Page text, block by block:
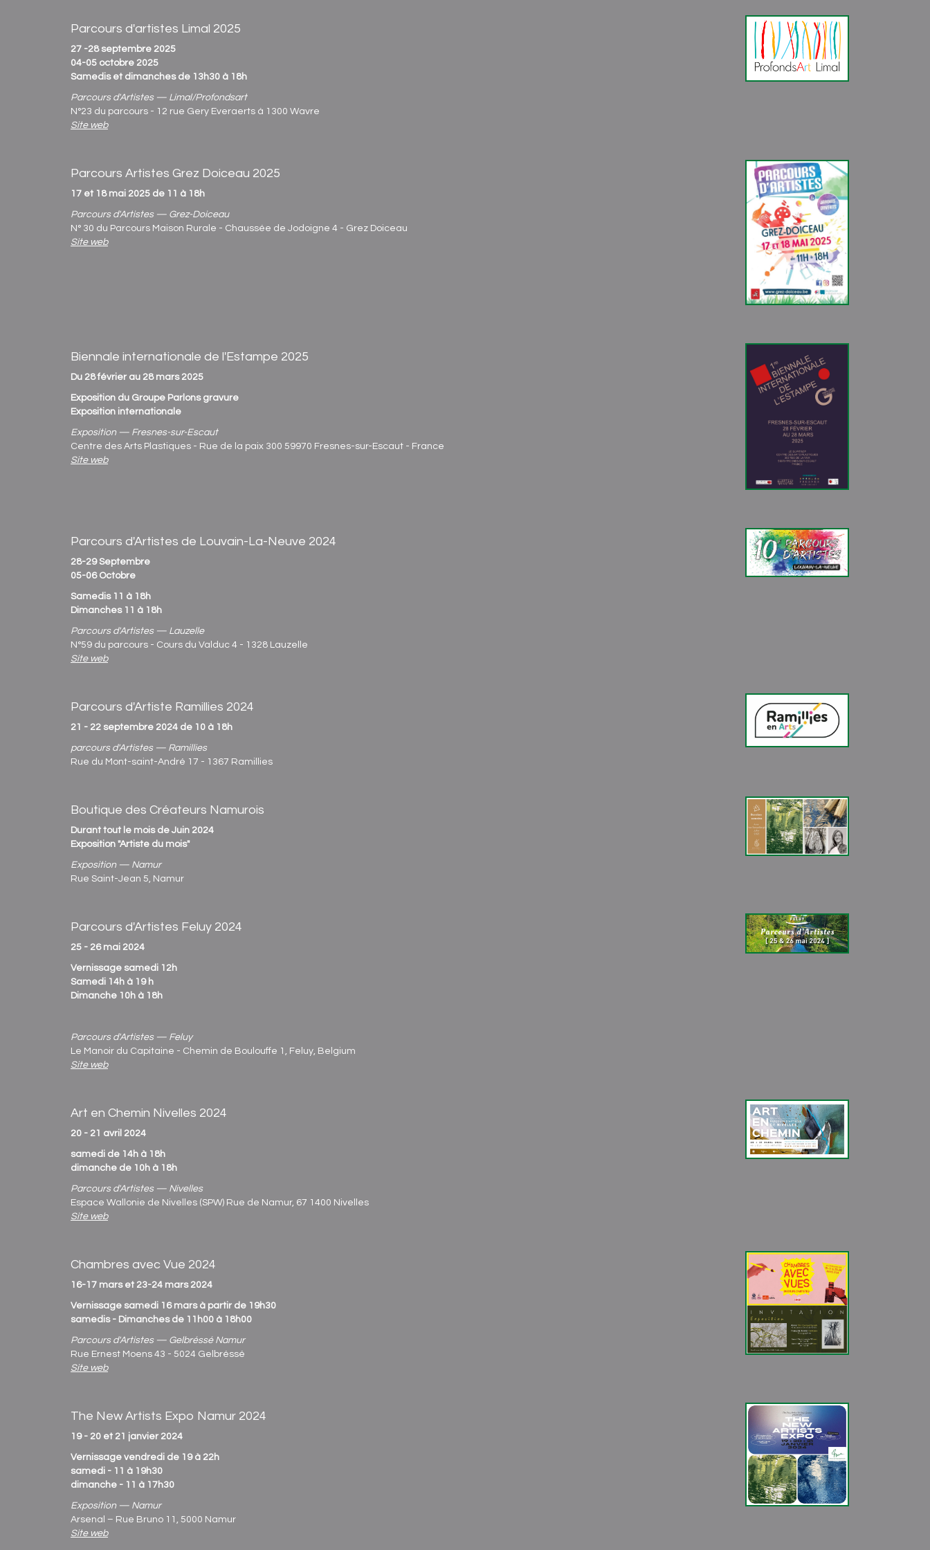
Parcours d'artistes Limal 2025
27 -28 septembre 2025
04-05 octobre 2025
Samedis et dimanches de 13h30 à 18h
Parcours d'Artistes — Limal/Profondsart
N°23 du parcours - 12 rue Gery Everaerts à 1300 Wavre
Site web
Parcours Artistes Grez Doiceau 2025
17 et 18 mai 2025 de 11 à 18h
Parcours d'Artistes — Grez-Doiceau
N° 30 du Parcours Maison Rurale - Chaussée de Jodoigne 4 - Grez Doiceau
Site web
Biennale internationale de l'Estampe 2025
Du 28 février au 28 mars 2025
Exposition du Groupe Parlons gravure
Exposition internationale
Exposition — Fresnes-sur-Escaut
Centre des Arts Plastiques - Rue de la paix 300 59970 Fresnes-sur-Escaut - France
Site web
Parcours d'Artistes de Louvain-La-Neuve 2024
28-29 Septembre
05-06 Octobre
Samedis 11 à 18h
Dimanches 11 à 18h
Parcours d'Artistes — Lauzelle
N°59 du parcours - Cours du Valduc 4 - 1328 Lauzelle
Site web
Parcours d'Artiste Ramillies 2024
21 - 22 septembre 2024 de 10 à 18h
parcours d'Artistes — Ramillies
Rue du Mont-saint-André 17 - 1367 Ramillies
Boutique des Créateurs Namurois
Durant tout le mois de Juin 2024
Exposition "Artiste du mois"
Exposition — Namur
Rue Saint-Jean 5, Namur
Parcours d'Artistes Feluy 2024
25 - 26 mai 2024
Vernissage samedi 12h
Samedi 14h à 19 h
Dimanche 10h à 18h
Parcours d'Artistes — Feluy
Le Manoir du Capitaine - Chemin de Boulouffe 1, Feluy, Belgium
Site web
Art en Chemin Nivelles 2024
20 - 21 avril 2024
samedi de 14h à 18h
dimanche de 10h à 18h
Parcours d'Artistes — Nivelles
Espace Wallonie de Nivelles (SPW) Rue de Namur, 67 1400 Nivelles
Site web
Chambres avec Vue 2024
16-17 mars et 23-24 mars 2024
Vernissage samedi 16 mars à partir de 19h30
samedis - Dimanches de 11h00 à 18h00
Parcours d'Artistes — Gelbréssé Namur
Rue Ernest Moens 43 - 5024 Gelbréssé
Site web
The New Artists Expo Namur 2024
19 - 20 et 21 janvier 2024
Vernissage vendredi de 19 à 22h
samedi - 11 à 19h30
dimanche - 11 à 17h30
Exposition — Namur
Arsenal – Rue Bruno 11, 5000 Namur
Site web